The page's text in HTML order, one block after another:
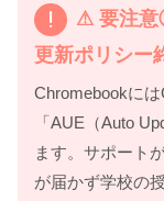
⚠ 要注意
更新ポリシー
Chromebookに
「AUE（Auto
ます。サポート
が届かず学校の